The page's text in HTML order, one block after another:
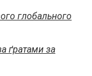
глобального
ґратами за